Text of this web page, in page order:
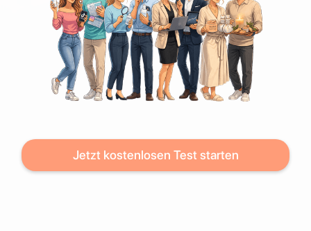
Jetzt kostenlosen Test starten